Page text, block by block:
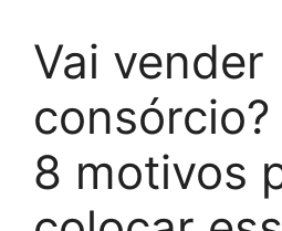
Vai vender
8 motivos